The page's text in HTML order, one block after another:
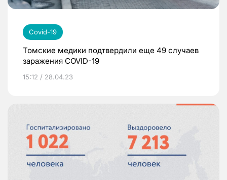
Covid-19
Томские медики подтвердили еще 49 случаев
заражения COVID-19
15:12 / 28.04.23